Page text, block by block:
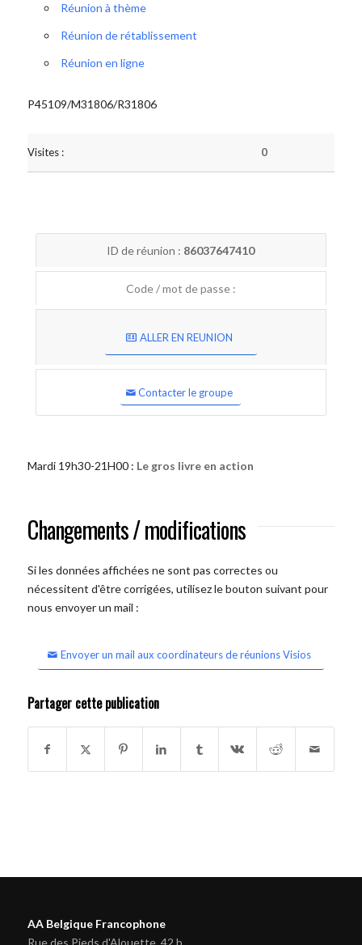
Réunion à thème
Réunion de rétablissement
Réunion en ligne
P45109/M31806/R31806
Visites : 0
ID de réunion : 86037647410
Code / mot de passe :
ALLER EN REUNION
Contacter le groupe
Mardi 19h30-21H00 : Le gros livre en action
Changements / modifications
Si les données affichées ne sont pas correctes ou
nécessitent d'être corrigées, utilisez le bouton suivant pour
nous envoyer un mail :
Envoyer un mail aux coordinateurs de réunions Visios
Partager cette publication
AA Belgique Francophone
Rue des Pieds d'Alouette, 42 b